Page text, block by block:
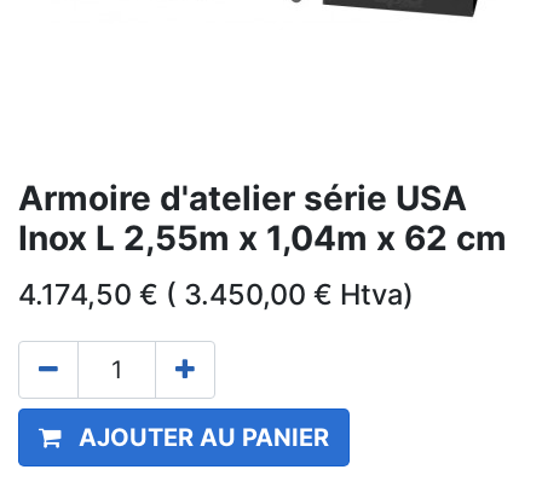
Armoire d'atelier série USA
Inox L 2,55m x 1,04m x 62 cm
4.174,50 € ( 3.450,00 € Htva)
AJOUTER AU PANIER